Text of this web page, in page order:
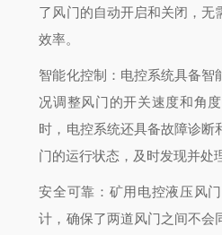
了风门的自动开启和关闭，无
效率。
智能化控制 ：电控系统具备
况调整风门的开关速度和角
时，电控系统还具备故障诊断
门的运行状态，及时发现并处
安全可靠 ：矿用电控液压风
计，确保了两道风门之间不会